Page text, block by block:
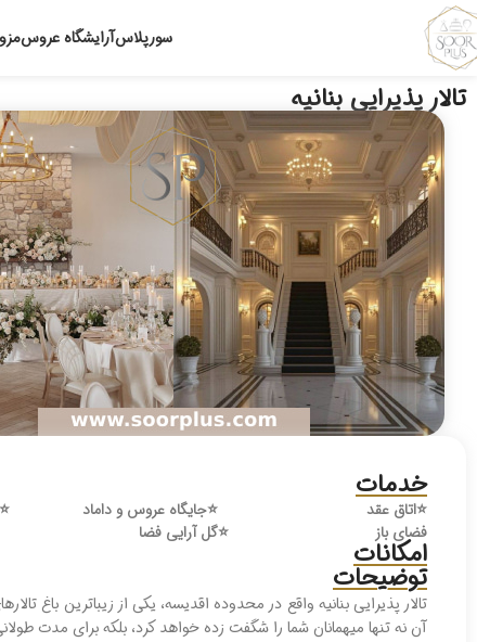
سورپلاسآرایشگاه عروس
تالار پذیرایی بنانیه
خدمات
⭐️اتاق عقد ⭐️جایگاه عروس و داماد ⭐️
فضای باز
⭐️گل آرایی فضا
امکانات
توضیحات
تالار پذیرایی بنانیه واقع در محدوده اقدیسه، یکی از زیباترین باغ
آن نه تنها میهمانان شما را شگفت زده خواهد کرد، بلکه برای مدت